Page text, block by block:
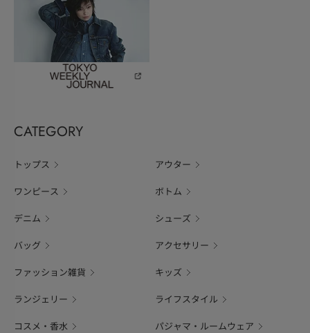
CATEGORY
トップス アウター
ワンピース ボトム
デニム シューズ
バッグ アクセサリー
ファッション雑貨 キッズ
ランジェリー ライフスタイル
コスメ・香水 パジャマ・ルームウェア